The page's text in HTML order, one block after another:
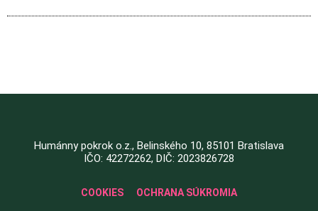
Humánny pokrok o.z., Belinského 10, 85101 Bratislava
IČO: 42272262, DIČ: 2023826728
COOKIES OCHRANA SÚKROMIA